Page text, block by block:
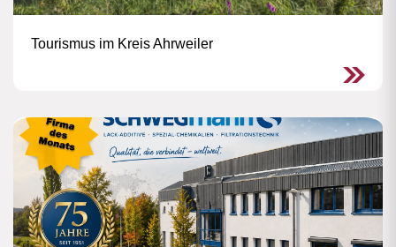
Tourismus im Kreis Ahrweiler